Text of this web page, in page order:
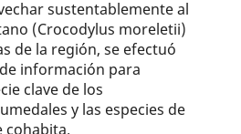
sustentablemente al
(Crocodylus moreletii)
de la región, se efectuó
información para
clave de los
y las especies de
cohabita.